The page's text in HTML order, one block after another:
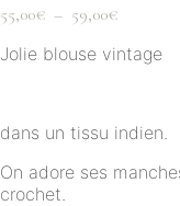
55,00€ – 59,00€Plage
prix :
59,00€
Jolie blouse vintage
dans un tissu indien.
On adore ses
crochet.